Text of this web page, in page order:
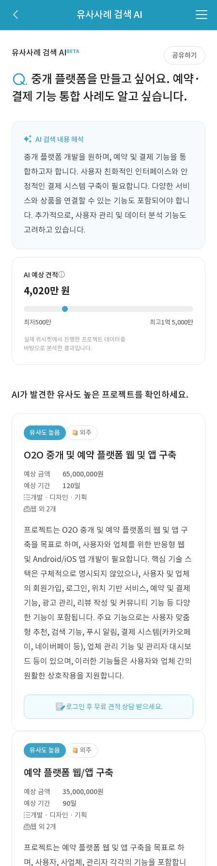
유사사례 검색 AI
유사사례 검색 AI 공유하기
중개 플랫폼을 만들고 싶어요. 예약·
결제 기능 통합 사례도 알고 싶습니다.
중개 플랫폼 개발을 원하며, 예약 및 결제 기능을 통
합하고자 합니다. 사용자 친화적인 인터페이스와 안
정적인 결제 시스템 구축이 필요합니다. 다양한 서비
스와 상품을 연결할 수 있는 기능도 포함되어야 합니
다. 추가적으로, 사용자 관리 및 데이터 분석 기능도
고려하고 있습니다.
AI 예상 견적
4,020만 원
최저500만 최고1억 5,000만
실제 위시켓에서 진행한 프로젝트 데이터를
바탕으로 분석한 결과입니다.
AI가 발견한 유사도 높은 프로젝트를 확인하세요.
유사도 높음 외주
O2O 중개 및 예약 플랫폼 웹 및 앱 구축
예상 금액
65,000,000원
예상 기간
120일
개발 · 디자인 · 기획
웹 외 2개
프로젝트는 O2O 중개 및 예약 플랫폼의 웹 및 앱 구
축을 목표로 하며, 사용자와 업체를 위한 반응형 웹
및 Android/iOS 앱 개발이 필요합니다. 핵심 기술 스
택은 구체적으로 명시되지 않았으나, 사용자 및 업체
의 회원가입, 로그인, 위치 기반 서비스, 예약 및 결제
기능, 광고 관리, 리뷰 작성 및 커뮤니티 기능 등 다양
한 기능이 포함됩니다. 주요 기능으로는 사용자 맞춤
형 추천, 검색 기능, 푸시 알림, 결제 시스템(카카오페
이, 네이버페이 등), 업체 관리 기능 및 관리자 대시보
드 등이 있으며, 이러한 기능들은 사용자와 업체 간의
원활한 상호작용을 지원합니다.
로그인 후 무료 견적 상담 받으세요.
유사도 높음 외주
예약 플랫폼 웹/앱 구축
예상 금액
35,000,000원
예상 기간
90일
개발 · 디자인 · 기획
웹 외 2개
프로젝트는 예약 플랫폼 웹 및 앱 구축을 목표로 하
며, 사용자, 사업체, 관리자 각각의 기능을 포함합니